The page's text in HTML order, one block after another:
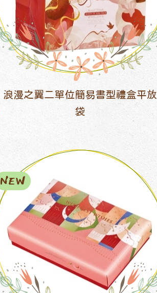
浪漫之翼二單位簡易書型禮盒平放
袋
NEW